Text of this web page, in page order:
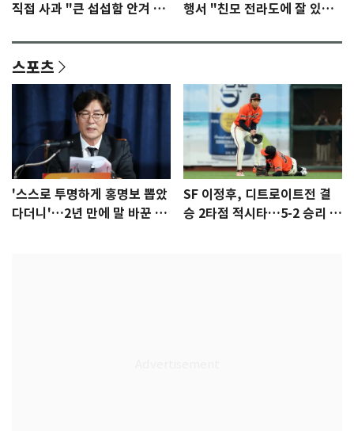
직접 사과 "큰 섭섭함 안겨 미
행서 "친모 전라도에 잘 있
스포츠
'스스로 투명하게 홍명보 뽑았
다더니'…2년 만에 말 바꾼 이
SF 이정후, 디트로이트전 결
승 2타점 적시타…5-2 승리 견